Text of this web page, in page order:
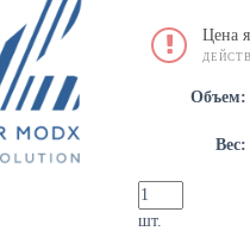
Цена
Объем:
Вес:
шт.